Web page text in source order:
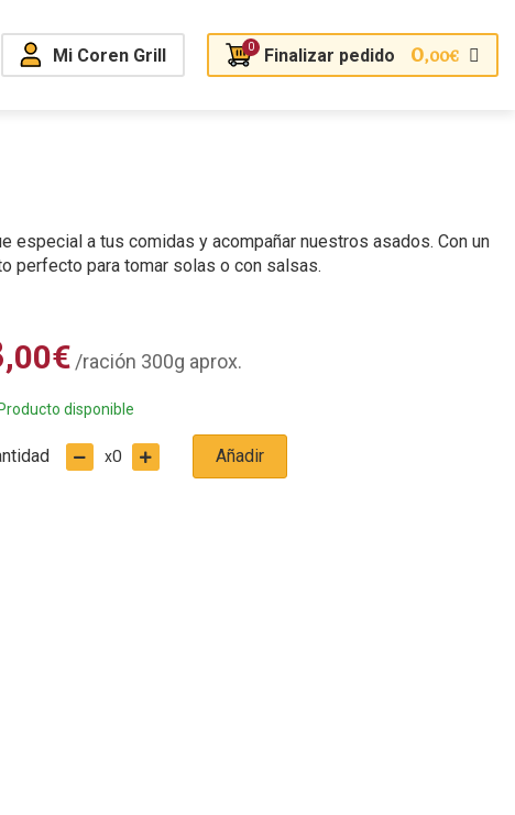
Mi Coren Grill 0 Finalizar pedido 0,00€
especial a tus comidas y acompañar nuestros asados. Con un
perfecto para tomar solas o con salsas.
,00€ /ración 300g aprox.
Producto disponible
x0 Añadir